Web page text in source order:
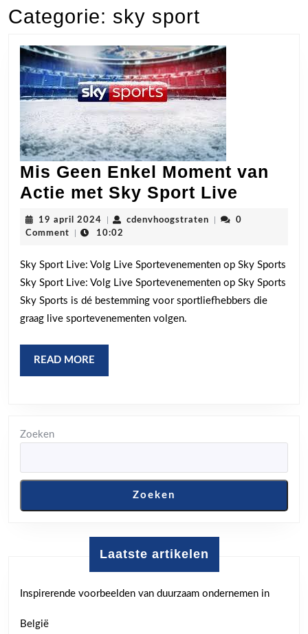
Categorie: sky sport
Mis Geen Enkel Moment van
Actie met Sky Sport Live
Geen
van
Actie
19 april 2024 19
april
cdenvhoogstraten cdenvhoogstraten
0
Comment
10:02
Sky Sport Live: Volg Live Sportevenementen op Sky Sports
Sky Sport Live: Volg Live Sportevenementen op Sky Sports
Sky Sports is dé bestemming voor sportliefhebbers die
graag live sportevenementen volgen.
READ MORE
MORE
Zoeken
Zoeken
Laatste artikelen
Inspirerende voorbeelden van duurzaam ondernemen in
België